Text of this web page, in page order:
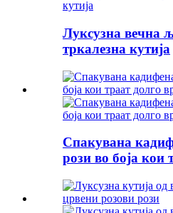
Луксузна вечна
тркалезна кутија
Спакувана
рози во боја кои